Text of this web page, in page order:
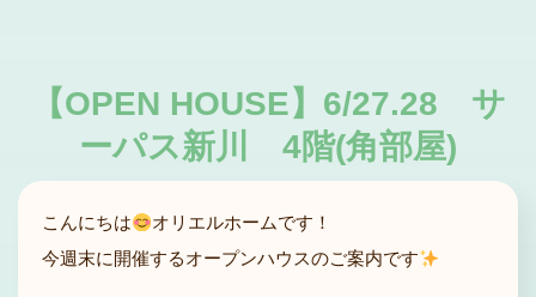
【OPEN HOUSE】6/27.28 サ
ーパス新川 4階(角部屋)
こんにちは
オリエルホームです！
今週末に開催するオープンハウスのご案内です